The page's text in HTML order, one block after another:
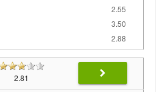
2.55
3.50
2.88
2.81